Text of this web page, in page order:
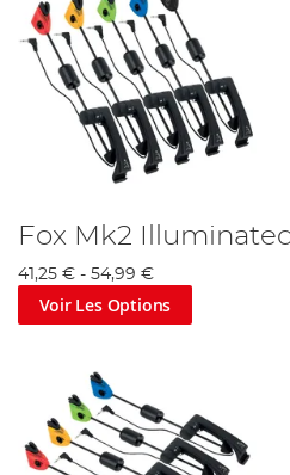
Fox Mk2
41,25 € - 54,99 €
Voir Les Options